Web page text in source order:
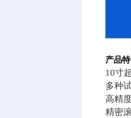
产品
10寸
多种
高精
精密